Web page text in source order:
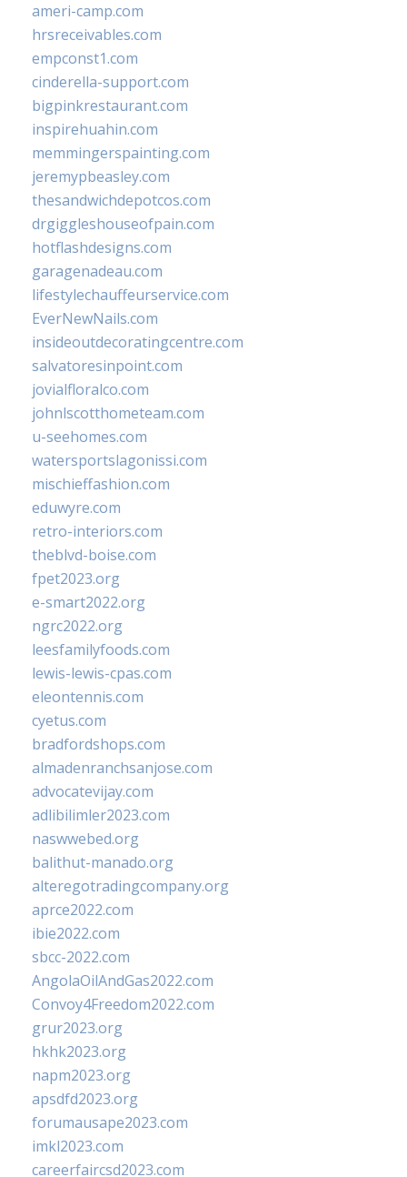
ameri-camp.com
hrsreceivables.com
empconst1.com
cinderella-support.com
bigpinkrestaurant.com
inspirehuahin.com
memmingerspainting.com
jeremypbeasley.com
thesandwichdepotcos.com
drgiggleshouseofpain.com
hotflashdesigns.com
garagenadeau.com
lifestylechauffeurservice.com
EverNewNails.com
insideoutdecoratingcentre.com
salvatoresinpoint.com
jovialfloralco.com
johnlscotthometeam.com
u-seehomes.com
watersportslagonissi.com
mischieffashion.com
eduwyre.com
retro-interiors.com
theblvd-boise.com
fpet2023.org
e-smart2022.org
ngrc2022.org
leesfamilyfoods.com
lewis-lewis-cpas.com
eleontennis.com
cyetus.com
bradfordshops.com
almadenranchsanjose.com
advocatevijay.com
adlibilimler2023.com
naswwebed.org
balithut-manado.org
alteregotradingcompany.org
aprce2022.com
ibie2022.com
sbcc-2022.com
AngolaOilAndGas2022.com
Convoy4Freedom2022.com
grur2023.org
hkhk2023.org
napm2023.org
apsdfd2023.org
forumausape2023.com
imkl2023.com
careerfaircsd2023.com